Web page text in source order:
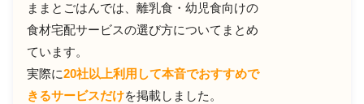
ままとごはんでは、離乳食・幼児食向けの
食材宅配サービスの選び方についてまとめ
ています。
実際に20社以上利用して本音でおすすめで
きるサービスだけを掲載しました。